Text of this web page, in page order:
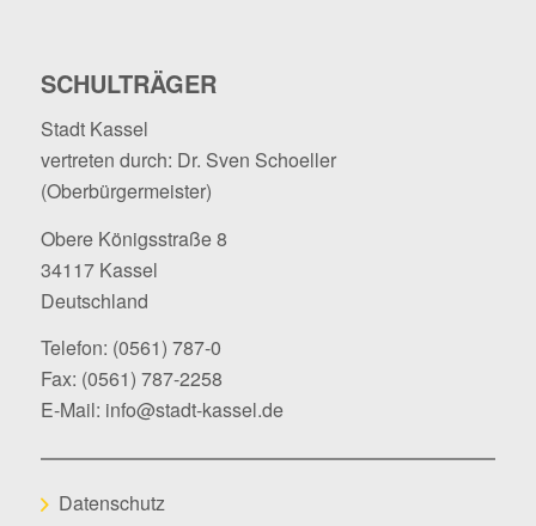
SCHULTRÄGER
Stadt Kassel
vertreten durch: Dr. Sven Schoeller
(Oberbürgermeister)
Obere Königsstraße 8
34117 Kassel
Deutschland
Telefon: (0561) 787-0
Fax: (0561) 787-2258
E-Mail: info@stadt-kassel.de
Datenschutz